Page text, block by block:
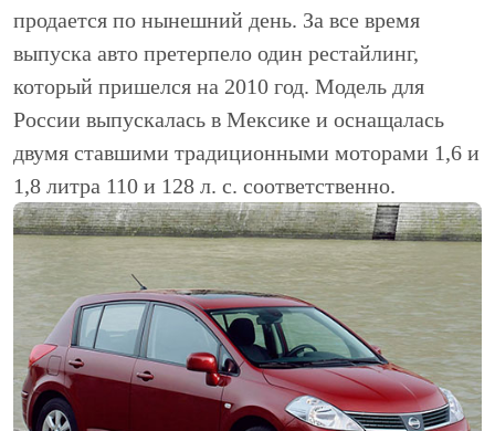
продается по нынешний день. За все время
выпуска авто претерпело один рестайлинг,
который пришелся на 2010 год. Модель для
России выпускалась в Мексике и оснащалась
двумя ставшими традиционными моторами 1,6 и
1,8 литра 110 и 128 л. с. соответственно.